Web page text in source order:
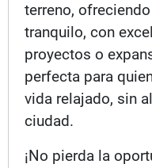
terreno,
tranquilo, con
proyectos o
perfecta para
vida relajado, sin
ciudad.
¡No pierda la